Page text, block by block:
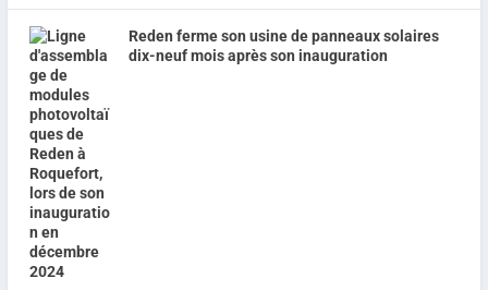
Reden ferme son usine de panneaux solaires
dix-neuf mois après son inauguration